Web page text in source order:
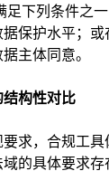
足下列条件之
保护水平；或
主体同意。
结构性对比
求，合规工具
的具体要求